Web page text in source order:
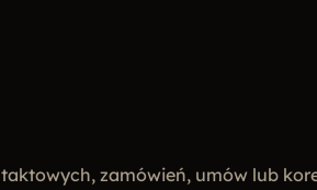
zamówień, umów lub